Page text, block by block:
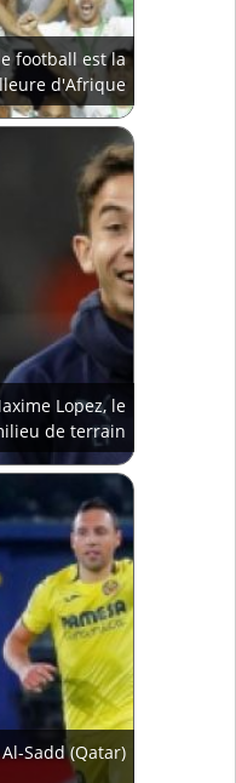
football est la
d'Afrique
Lopez, le
de terrain
Sadd (Qatar)